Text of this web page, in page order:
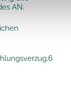
AN.